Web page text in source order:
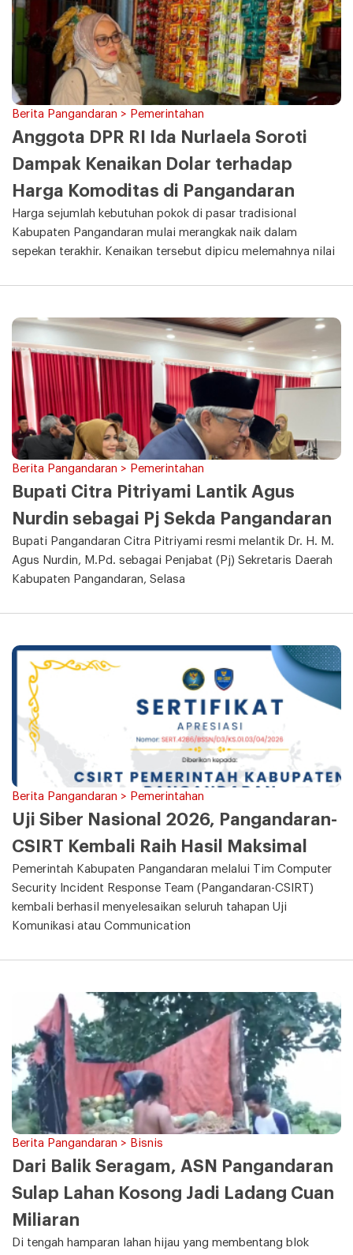
Berita Pangandaran > Pemerintahan
Anggota DPR RI Ida Nurlaela Soroti
Dampak Kenaikan Dolar terhadap
Harga Komoditas di Pangandaran
Harga sejumlah kebutuhan pokok di pasar tradisional
Kabupaten Pangandaran mulai merangkak naik dalam
sepekan terakhir. Kenaikan tersebut dipicu melemahnya nilai
Berita Pangandaran > Pemerintahan
Bupati Citra Pitriyami Lantik Agus
Nurdin sebagai Pj Sekda Pangandaran
Bupati Pangandaran Citra Pitriyami resmi melantik Dr. H. M.
Agus Nurdin, M.Pd. sebagai Penjabat (Pj) Sekretaris Daerah
Kabupaten Pangandaran, Selasa
Berita Pangandaran > Pemerintahan
Uji Siber Nasional 2026, Pangandaran-
CSIRT Kembali Raih Hasil Maksimal
Pemerintah Kabupaten Pangandaran melalui Tim Computer
Security Incident Response Team (Pangandaran-CSIRT)
kembali berhasil menyelesaikan seluruh tahapan Uji
Komunikasi atau Communication
Berita Pangandaran > Bisnis
Dari Balik Seragam, ASN Pangandaran
Sulap Lahan Kosong Jadi Ladang Cuan
Miliaran
Di tengah hamparan lahan hijau yang membentang blok